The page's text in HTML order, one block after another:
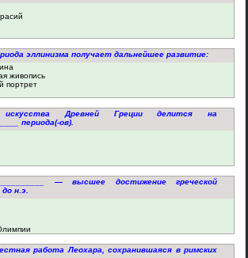
эллинизма получает дальнейшее развитие:
живопись
портрет
Древней Греции делится на
периода(-ов).
— высшее достижение греческой
н.э.
работа Леохара, сохранившаяся в римских